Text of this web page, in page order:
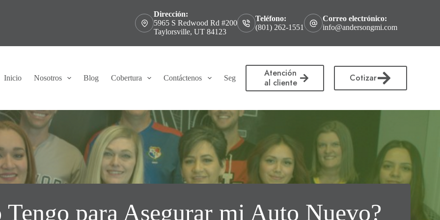
Dirección:
5965 S Redwood Rd #200
Taylorsville, UT 84123
Teléfono:
(801) 262-1551
Correo electrónico:
info@andersongmi.com
Inicio Nosotros Blog Cobertura Contáctenos Seguro para Servicio de poda y corte de árboles en Utah
Atención
al cliente
Cotizar
para Asegurar mi Auto Nuevo?